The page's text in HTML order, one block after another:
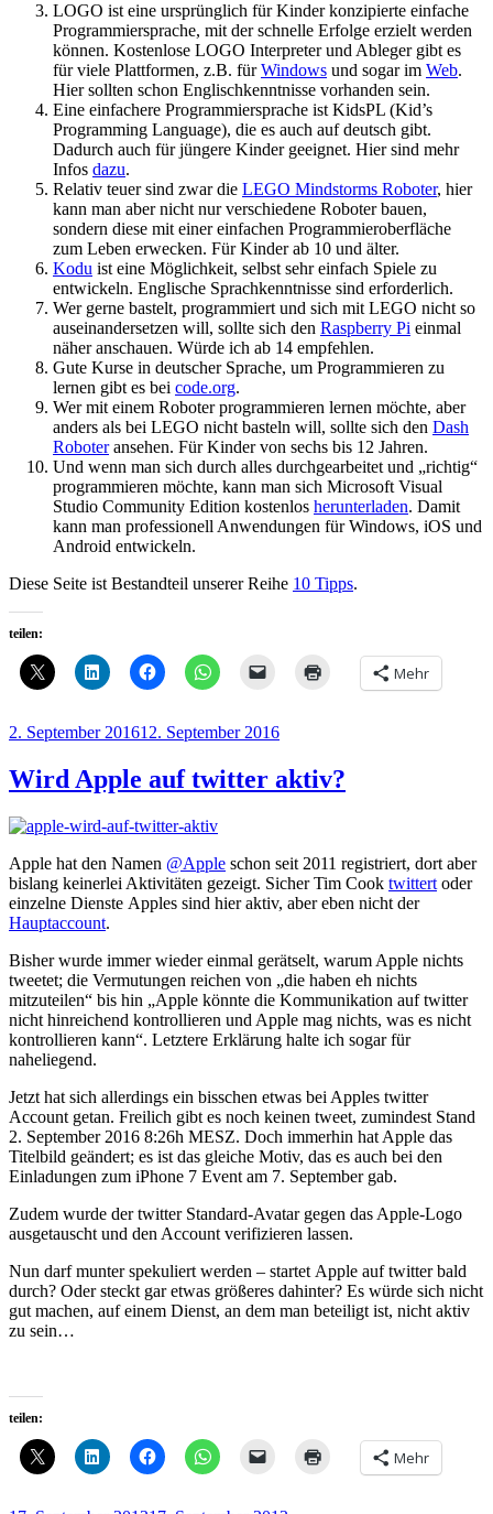
LOGO ist eine ursprünglich für Kinder konzipierte einfache
Programmiersprache, mit der schnelle Erfolge erzielt werden
können. Kostenlose LOGO Interpreter und Ableger gibt es
für viele Plattformen, z.B. fürWindows und sogar im Web.
Hier sollten schon Englischkenntnisse vorhanden sein.
Eine einfachere Programmiersprache ist KidsPL (Kid’s
Programming Language), die es auch auf deutsch gibt.
Dadurch auch für jüngere Kinder geeignet. Hier sind mehr
Infos dazu.
Relativ teuer sind zwar die LEGO Mindstorms Roboter, hier
kann man aber nicht nur verschiedene Roboter bauen,
sondern diese mit einer einfachen Programmieroberfläche
zum Leben erwecken. Für Kinder ab 10 und älter.
Kodu ist eine Möglichkeit, selbst sehr einfach Spiele zu
entwickeln. Englische Sprachkenntnisse sind erforderlich.
Wer gerne bastelt, programmiert und sich mit LEGO nicht so
auseinandersetzen will, sollte sich den Raspberry Pi einmal
näher anschauen. Würde ich ab 14 empfehlen.
Gute Kurse in deutscher Sprache, um Programmieren zu
lernen gibt es bei code.org.
Wer mit einem Roboter programmieren lernen möchte, aber
anders als bei LEGO nicht basteln will, sollte sich den Dash
Roboteransehen. Für Kinder von sechs bis 12 Jahren.
Und wenn man sich durch alles durchgearbeitet und „richtig“
programmieren möchte, kann man sich Microsoft Visual
Studio Community Edition kostenlos herunterladen. Damit
kann man professionell Anwendungen für Windows, iOS und
Android entwickeln.
Diese Seite ist Bestandteil unserer Reihe 10 Tipps.
teilen:
Mehr
Veröffentlicht
2. September 201612. September 2016
Wird Apple auf twitter aktiv?
Apple hat den Namen @Apple schon seit 2011 registriert, dort aber
bislang keinerlei Aktivitäten gezeigt. Sicher Tim Cook twittert oder
einzelne Dienste Apples sind hier aktiv, aber eben nicht der
Hauptaccount.
Bisher wurde immer wieder einmal gerätselt, warum Apple nichts
tweetet; die Vermutungen reichen von „die haben eh nichts
mitzuteilen“ bis hin „Apple könnte die Kommunikation auf twitter
nicht hinreichend kontrollieren und Apple mag nichts, was es nicht
kontrollieren kann“. Letztere Erklärung halte ich sogar für
naheliegend.
Jetzt hat sich allerdings ein bisschen etwas bei Apples twitter
Account getan. Freilich gibt es noch keinen tweet, zumindest Stand
2. September 2016 8:26h MESZ. Doch immerhin hat Apple das
Titelbild geändert; es ist das gleiche Motiv, das es auch bei den
Einladungen zum iPhone 7 Event am 7. September gab.
Zudem wurde der twitter Standard-Avatar gegen das Apple-Logo
ausgetauscht und den Account verifizieren lassen.
Nun darf munter spekuliert werden – startet Apple auf twitter bald
durch? Oder steckt gar etwas größeres dahinter? Es würde sich nicht
gut machen, auf einem Dienst, an dem man beteiligt ist, nicht aktiv
zu sein…
teilen:
Mehr